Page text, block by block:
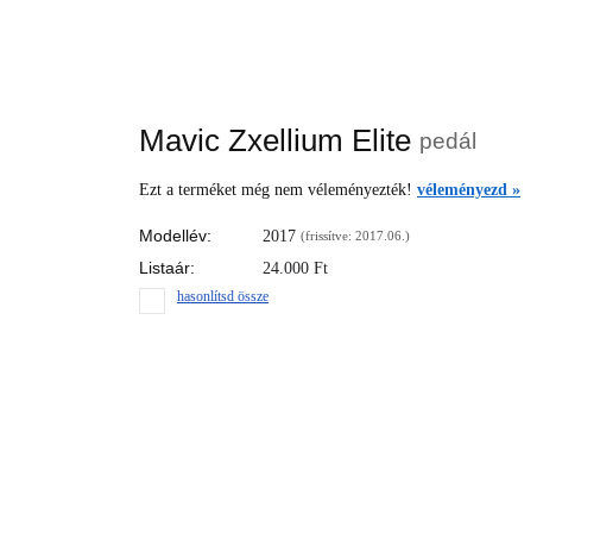
Mavic Zxellium Elite pedál
Ezt a terméket még nem véleményezték! véleményezd »
Modellév: 2017 (frissítve: 2017.06.)
Listaár: 24.000 Ft
hasonlítsd össze